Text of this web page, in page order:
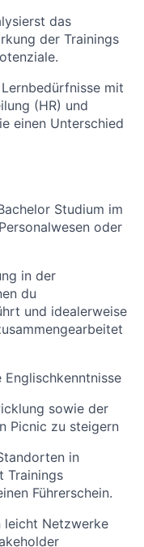
das
der Trainings
mit
(HR) und
einen Unterschied
Studium im
oder
in der
du
und idealerweise
sowie der
Picnic zu steigern
in
Trainings
Führerschein.
leicht Netzwerke